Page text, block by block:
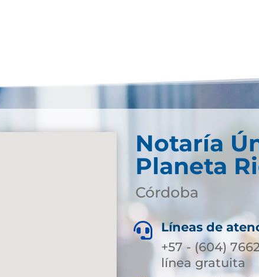
Notaría
Planeta
Córdoba
 Líneas de
+57 - (604)
línea gratuita